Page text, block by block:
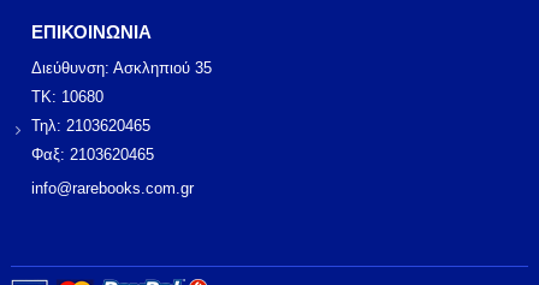
ΕΠΙΚΟΙΝΩΝΙΑ
Διεύθυνση: Ασκληπιού 35
ΤΚ: 10680
Τηλ: 2103620465
Φαξ: 2103620465
info@rarebooks.com.gr